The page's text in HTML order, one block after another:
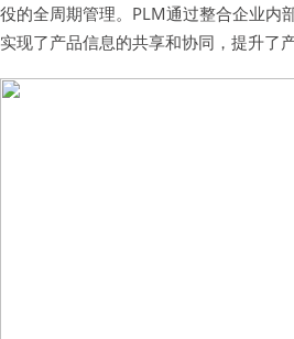
役的全周期管理。PLM通过整合企业内
实现了产品信息的共享和协同，提升了